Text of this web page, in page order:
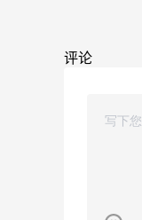
评论